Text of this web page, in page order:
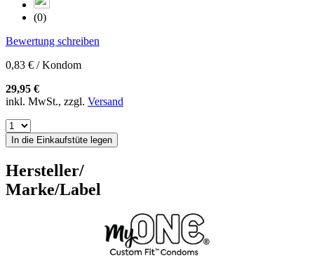
(0)
Bewertung schreiben
0,83 € / Kondom
29,95 €
inkl. MwSt., zzgl. Versand
In die Einkaufstüte legen
Hersteller/
Marke/Label